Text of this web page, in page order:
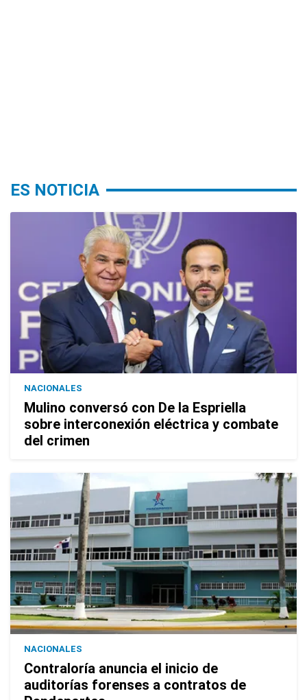
ES NOTICIA
NACIONALES
Mulino conversó con De la Espriella
sobre interconexión eléctrica y combate
del crimen
NACIONALES
Contraloría anuncia el inicio de
auditorías forenses a contratos de